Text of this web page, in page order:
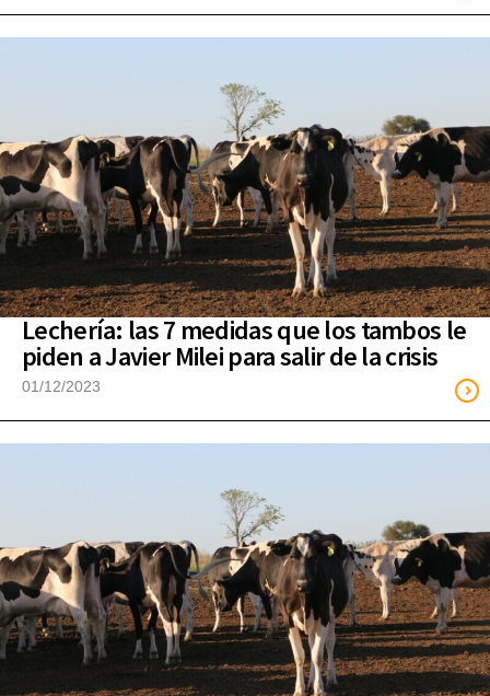
Lechería: las 7 medidas que los tambos le
piden a Javier Milei para salir de la crisis
01/12/2023